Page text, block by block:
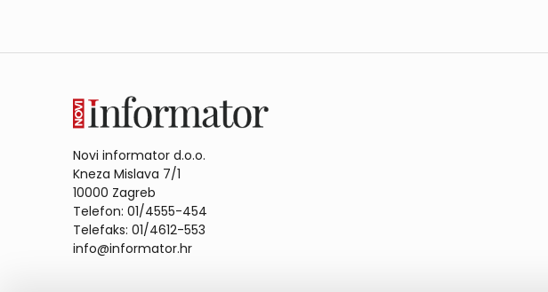
Novi informator d.o.o.
Kneza Mislava 7/1
10000 Zagreb
Telefon: 01/4555-454
Telefaks: 01/4612-553
info@informator.hr